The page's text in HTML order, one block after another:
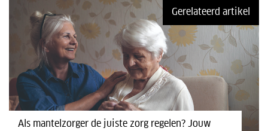
Gerelateerd artikel
Als mantelzorger de juiste zorg regelen? Jouw